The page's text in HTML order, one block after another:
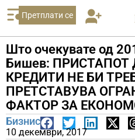
Претплати се
Што очекувате од
Бишев:
КРЕДИТИ НЕ БИ
ПРЕТСТАВУВА
ФАКТОР ЗА
Бизнис
10 декември, 2017